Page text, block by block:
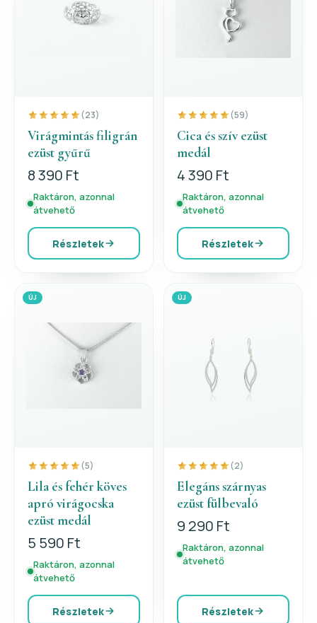
(23)
Virágmintás filigrán
ezüst gyűrű
8 390 Ft
Raktáron, azonnal
átvehető
Részletek
(59)
Cica és szív ezüst
medál
4 390 Ft
Raktáron, azonnal
átvehető
Részletek
ÚJ
(5)
Lila és fehér köves
apró virágocska
ezüst medál
5 590 Ft
Raktáron, azonnal
átvehető
Részletek
ÚJ
(2)
Elegáns szárnyas
ezüst fülbevaló
9 290 Ft
Raktáron, azonnal
átvehető
Részletek